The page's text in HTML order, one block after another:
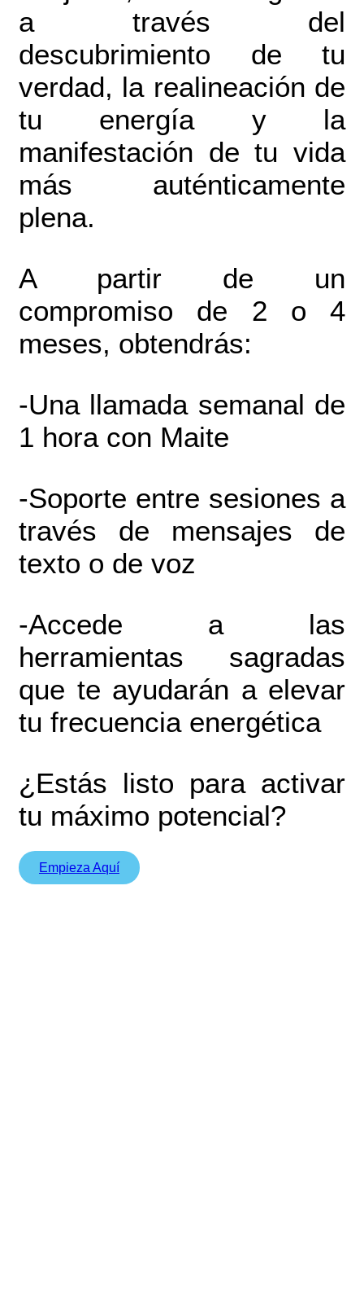
a través del
descubrimiento de tu
verdad, la realineación de
tu energía y la
manifestación de tu vida
más auténticamente
plena.
A partir de un
compromiso de 2 o 4
meses, obtendrás:
-Una llamada semanal de
1 hora con Maite
-Soporte entre sesiones a
través de mensajes de
texto o de voz
-Accede a las
herramientas sagradas
que te ayudarán a elevar
tu frecuencia energética
¿Estás listo para activar
tu máximo potencial?
Empieza Aquí